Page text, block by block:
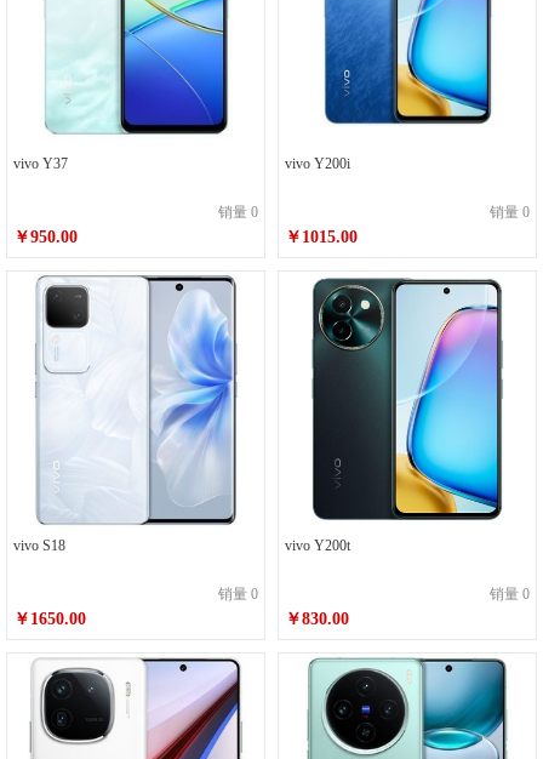
vivo Y37
销量 0
￥950.00
vivo Y200i
销量 0
￥1015.00
vivo S18
销量 0
￥1650.00
vivo Y200t
销量 0
￥830.00